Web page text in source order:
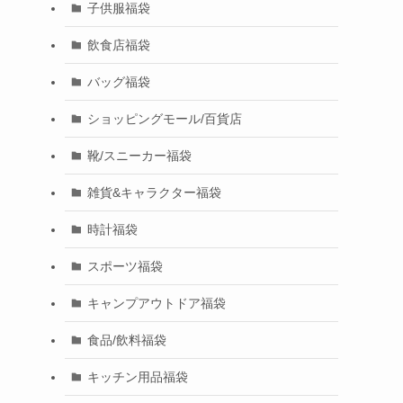
子供服福袋
飲食店福袋
バッグ福袋
ショッピングモール/百貨店
靴/スニーカー福袋
雑貨&キャラクター福袋
時計福袋
スポーツ福袋
キャンプアウトドア福袋
食品/飲料福袋
キッチン用品福袋